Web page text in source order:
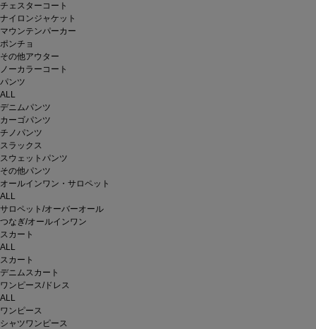
チェスターコート
ナイロンジャケット
マウンテンパーカー
ポンチョ
その他アウター
ノーカラーコート
パンツ
ALL
デニムパンツ
カーゴパンツ
チノパンツ
スラックス
スウェットパンツ
その他パンツ
オールインワン・サロペット
ALL
サロペット/オーバーオール
つなぎ/オールインワン
スカート
ALL
スカート
デニムスカート
ワンピース/ドレス
ALL
ワンピース
シャツワンピース